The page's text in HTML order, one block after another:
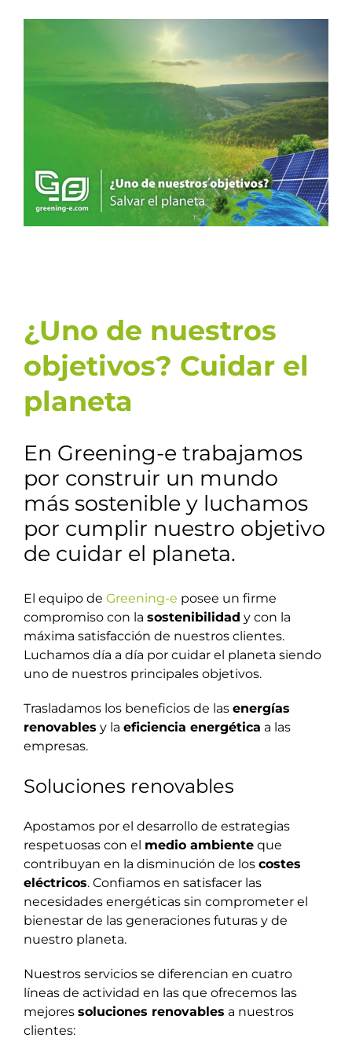
grande
¿Uno de nuestros
objetivos? Cuidar el
planeta
En Greening-e trabajamos
por construir un mundo
más sostenible y luchamos
por cumplir nuestro objetivo
de cuidar el planeta.
El equipo de Greening-e posee un firme
compromiso con la sostenibilidad y con la
máxima satisfacción de nuestros clientes.
Luchamos día a día por cuidar el planeta siendo
uno de nuestros principales objetivos.
Trasladamos los beneficios de las energías
renovables y la eficiencia energética a las
empresas.
Soluciones renovables
Apostamos por el desarrollo de estrategias
respetuosas con el medio ambiente que
contribuyan en la disminución de los costes
eléctricos. Confiamos en satisfacer las
necesidades energéticas sin comprometer el
bienestar de las generaciones futuras y de
nuestro planeta.
Nuestros servicios se diferencian en cuatro
líneas de actividad en las que ofrecemos las
mejores soluciones renovables a nuestros
clientes: